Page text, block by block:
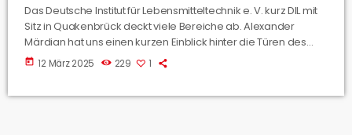
Das Deutsche Institut für Lebensmitteltechnik e. V. kurz DIL mit
Sitz in Quakenbrück deckt viele Bereiche ab. Alexander
Märdian hat uns einen kurzen Einblick hinter die Türen des
Instituts gegeben. Und er hat uns auch den Bereich Start-Ups
today 12 März 2025 229 1